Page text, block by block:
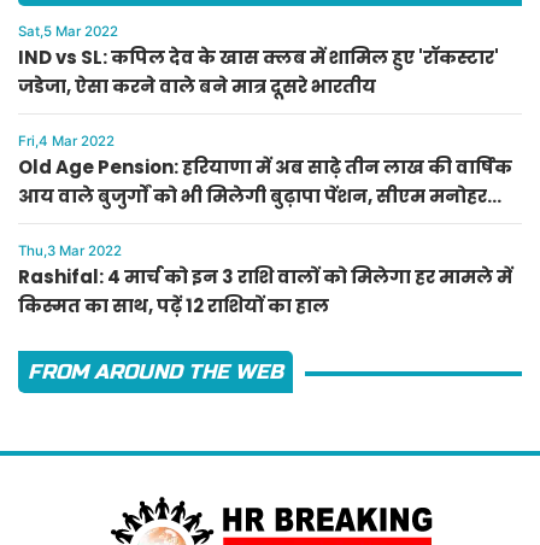
Sat,5 Mar 2022
IND vs SL: कपिल देव के खास क्लब में शामिल हुए 'रॉकस्टार'
जडेजा, ऐसा करने वाले बने मात्र दूसरे भारतीय
Fri,4 Mar 2022
Old Age Pension: हरियाणा में अब साढ़े तीन लाख की वार्षिक
आय वाले बुजुर्गों को भी मिलेगी बुढ़ापा पेंशन, सीएम मनोहर
लाल का ऐलान
Thu,3 Mar 2022
Rashifal: 4 मार्च को इन 3 राशि वालों को मिलेगा हर मामले में
किस्मत का साथ, पढ़ें 12 राशियों का हाल
FROM AROUND THE WEB